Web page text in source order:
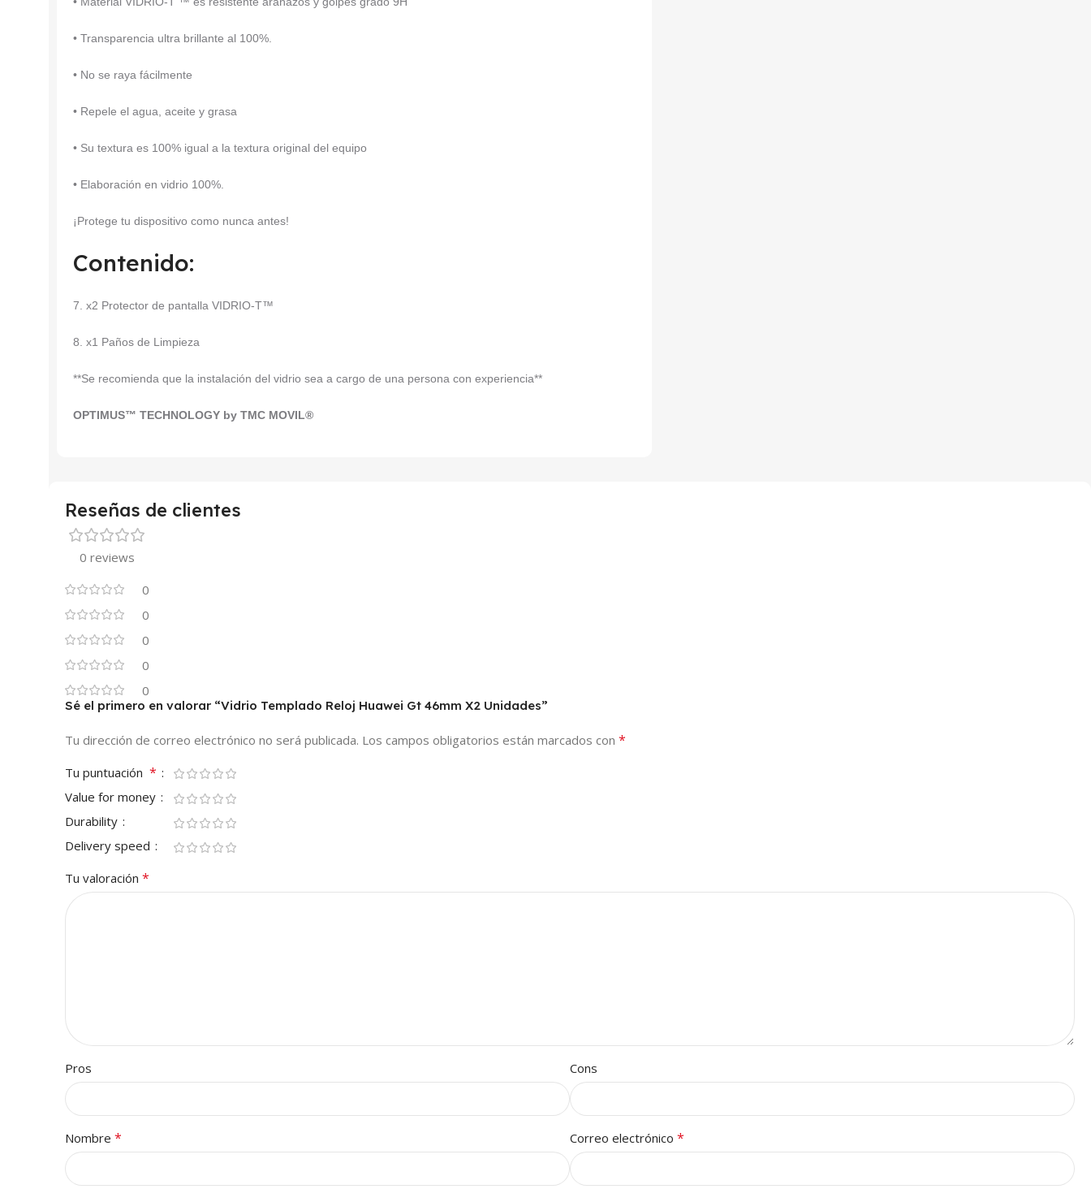
• Transparencia ultra brillante al 100%.
• No se raya fácilmente
• Repele el agua, aceite y grasa
• Su textura es 100% igual a la textura original del equipo
• Elaboración en vidrio 100%.
¡Protege tu dispositivo como nunca antes!
Contenido:
7. x2 Protector de pantalla VIDRIO-T™
8. x1 Paños de Limpieza
**Se recomienda que la instalación del vidrio sea a cargo de una persona con experiencia**
OPTIMUS™ TECHNOLOGY by TMC MOVIL®
Reseñas de clientes
0 reviews
0
0
0
0
0
Sé el primero en valorar “Vidrio Templado Reloj Huawei Gt 46mm X2 Unidades”
Tu dirección de correo electrónico no será publicada. Los campos obligatorios están marcados con *
Tu puntuación *
Value for money
Durability
Delivery speed
Tu valoración *
Pros Cons
Nombre * Correo electrónico *